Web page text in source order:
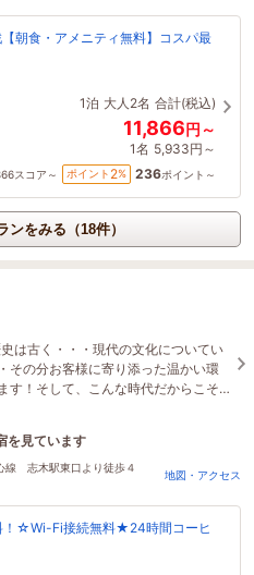
朝食・アメニティ無料】コスパ最
1泊 大人2名 合計(税込)
11,866円～
1名 5,933円～
スコア～ ポイント 2% 236ポイント～
ンをみる（18件）
は古く・・・現代の文化についてい
その分お客様に寄り添った温かい環
す！そして、こんな時代だからこそ
を伝えます。
を見ています
約されました
線 志木駅東口より徒歩４
地図・アクセス
！☆Wi-Fi接続無料★24時間コーヒ